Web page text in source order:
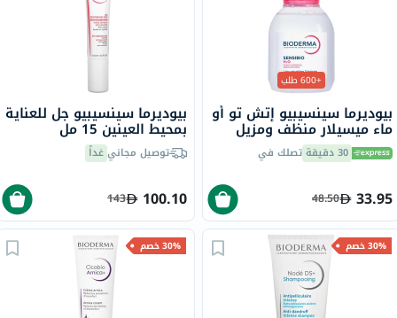
+600 طلب
بيوديرما سينسيبيو إتش تو أو
ماء ميسيلار منظف ومزيل
للمكياج 100 مل30 دقيقة تصلك في
33.95
48.50
بيوديرما سينسيبيو جل للعناية
بمحيط العينين 15 مل
توصيل مجانيغداً
100.10
143
30% خصم 30% خصم